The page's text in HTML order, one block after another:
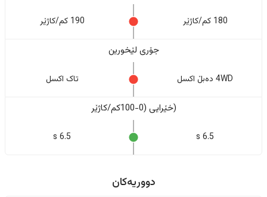
180 کم/کاژێر 190 کم/کاژێر
جۆری لێخورین
4WD دەبڵ اکسل تاک اکسل
(خێرایی (0-100کم/کاژێر
6.5 s
6.5 s
دووریەکان